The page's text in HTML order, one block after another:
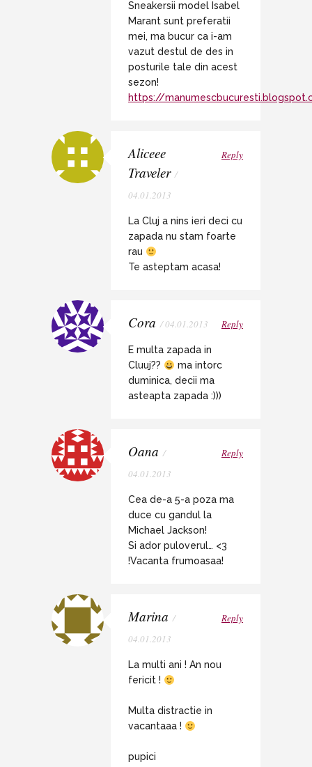
Sneakersii model Isabel
Marant sunt preferatii
mei, ma bucur ca i-am
vazut destul de des in
posturile tale din acest
sezon!
https://
Aliceee
Traveler /
04.01.2013
Reply
La Cluj a nins ieri deci cu
zapada nu stam foarte
rau
Te asteptam acasa!
Cora / 04.01.2013 Reply
E multa zapada in
Cluuj??
ma intorc
duminica, decii ma
asteapta zapada :)))
Oana /
04.01.2013
Reply
Cea de-a 5-a poza ma
duce cu gandul la
Michael Jackson!
Si ador puloverul… <3
!Vacanta frumoasaa!
Marina /
04.01.2013
Reply
La multi ani ! An nou
fericit !
Multa distractie in
vacantaaa !
pupici